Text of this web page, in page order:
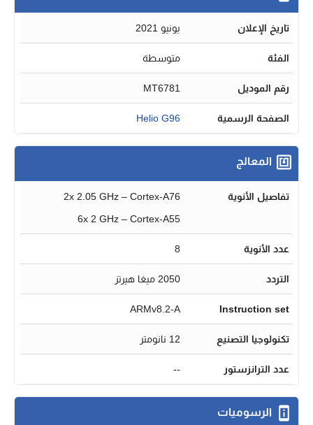
تاريخ الإعلان يونيو 2021
الفئة متوسطة
رقم الموديل MT6781
الصفحة الرسمية Helio G96
المعالج
تفاصيل الأنوية
2x 2.05 GHz – Cortex-A76
6x 2 GHz – Cortex-A55
عدد الأنوية 8
التردد 2050 ميغا هيرتز
Instruction set
ARMv8.2-A
تكنولوجيا التصنيع 12 نانومتر
عدد الترانزستور --
الرسوميات